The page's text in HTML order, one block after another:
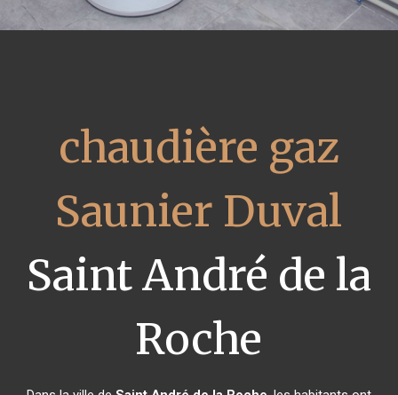
chaudière gaz
Saunier Duval
Saint André de la
Roche